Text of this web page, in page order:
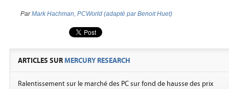
ParMark Hachman, PCWorld (adapté par Benoit Huet)
ARTICLES SURMERCURY RESEARCH
Ralentissement sur le marché des PC sur fond de hausse des prix